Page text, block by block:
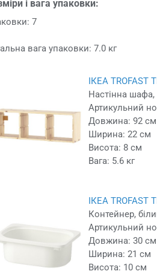
і вага упаковки:
7
вага упаковки: 7.0 кг
ІКЕА TROFAST
Настінна шафа,
Артикульний
Довжина: 92 см
Ширина: 22 см
Висота: 8 см
Вага: 5.6 кг
ІКЕА TROFAST
Контейнер,
Артикульний
Довжина: 30 см
Ширина: 21 см
Висота: 10 см